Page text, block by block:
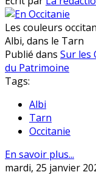
Les couleurs
Albi, dans le Tarn
Publié dans Sur les
du Patrimoine
Tags:
Albi
Tarn
Occitanie
En savoir plus...
mardi, 25 janvier